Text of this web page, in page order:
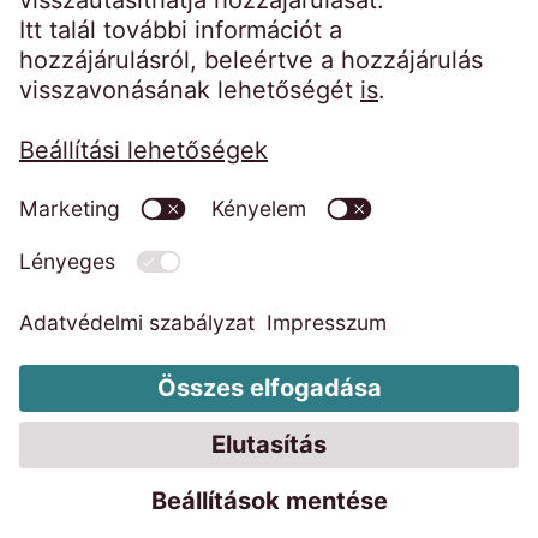
Impresszum Adatvédelmi szabályzat
Code of Conduct Visszaélés bejelentő rendszer
A cookie-k módosítása